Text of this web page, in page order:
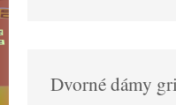
Dvorné dámy